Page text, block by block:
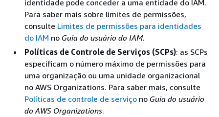
identidade pode conceder a uma entidade do IAM.
Para saber mais sobre limites de permissões,
consulte Limites de permissões para identidades
do IAM no Guia do usuário do IAM.
Políticas de Controle de Serviços (SCPs): as SCPs
especificam o número máximo de permissões para
uma organização ou uma unidade organizacional
no AWS Organizations. Para saber mais, consulte
Políticas de controle de serviço no Guia do usuário
do AWS Organizations.